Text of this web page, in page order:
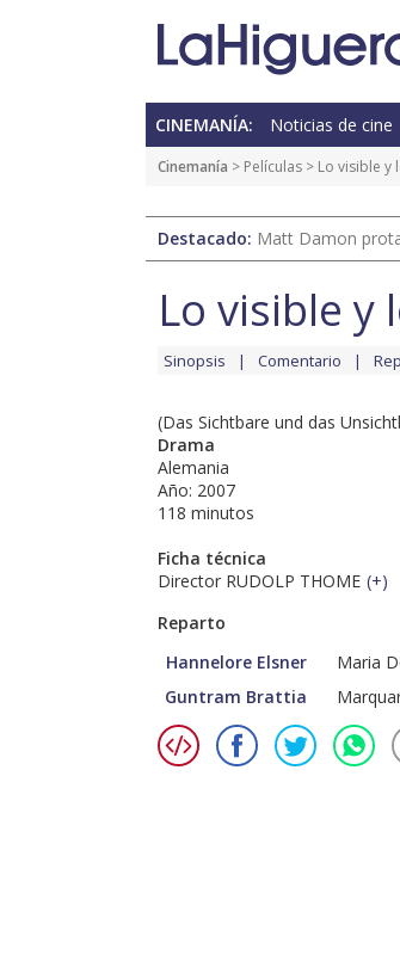
CINEMANÍA: Noticias de cine
Cinemanía > Películas > Lo visible y
Destacado: Matt Damon
Lo visible y
Sinopsis Comentario
(Das Sichtbare und das
Drama
Alemania
Año: 2007
118 minutos
Ficha técnica
Director RUDOLP THOME (+)
Reparto
Hannelore Elsner
Maria
Guntram Brattia